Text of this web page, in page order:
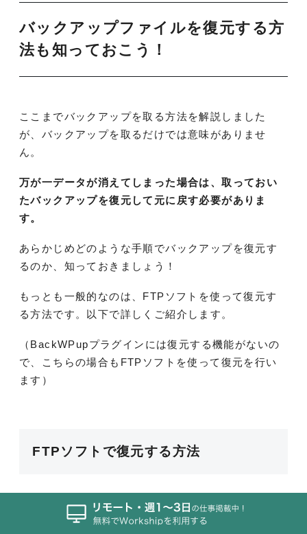
バックアップファイルを復元する方
法も知っておこう！
ここまでバックアップを取る方法を解説しました
が、バックアップを取るだけでは意味がありませ
ん。
万が一データが消えてしまった場合は、取っておい
たバックアップを復元して元に戻す必要がありま
す。
あらかじめどのような手順でバックアップを復元す
るのか、知っておきましょう！
もっとも一般的なのは、FTPソフトを使って復元す
る方法です。以下で詳しくご紹介します。
（BackWPupプラグインには復元する機能がないの
で、こちらの場合もFTPソフトを使って復元を行い
ます）
FTPソフトで復元する方法
先ほどご紹介したFTPソフトのFileZillaを開き、サー
バーの接続情報を入力し接続します。